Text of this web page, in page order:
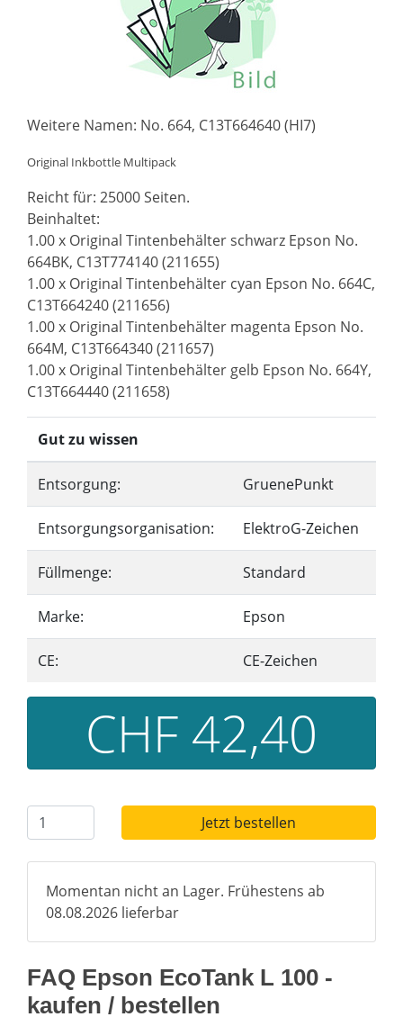
Weitere Namen: No. 664, C13T664640 (HI7)
Original Inkbottle Multipack
Reicht für: 25000 Seiten.
Beinhaltet:
1.00 x Original Tintenbehälter schwarz Epson No.
664BK, C13T774140 (211655)
1.00 x Original Tintenbehälter cyan Epson No. 664C,
C13T664240 (211656)
1.00 x Original Tintenbehälter magenta Epson No.
664M, C13T664340 (211657)
1.00 x Original Tintenbehälter gelb Epson No. 664Y,
C13T664440 (211658)
Gut zu wissen
Entsorgung: GruenePunkt
Entsorgungsorganisation: ElektroG-Zeichen
Füllmenge: Standard
Marke: Epson
CE: CE-Zeichen
CHF 42,40
Jetzt bestellen
Momentan nicht an Lager. Frühestens ab
08.08.2026 lieferbar
FAQ Epson EcoTank L 100 -
kaufen / bestellen